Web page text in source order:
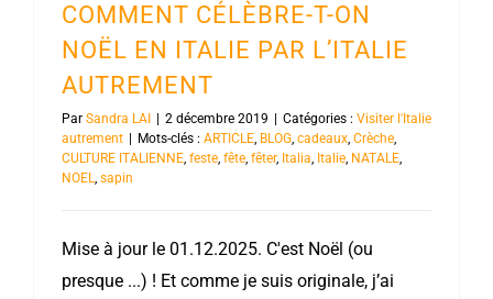
COMMENT CÉLÈBRE-T-ON
NOËL EN ITALIE PAR L’ITALIE
AUTREMENT
Par Sandra LAI 2 décembre 2019 Catégories : Visiter l'Italie
autrement
Mots-clés : ARTICLE, BLOG, cadeaux, Crèche,
CULTURE ITALIENNE, feste, fête, fêter, Italia, Italie, NATALE,
NOEL, sapin
Mise à jour le 01.12.2025. C'est Noël (ou
presque ...) ! Et comme je suis originale, j’ai